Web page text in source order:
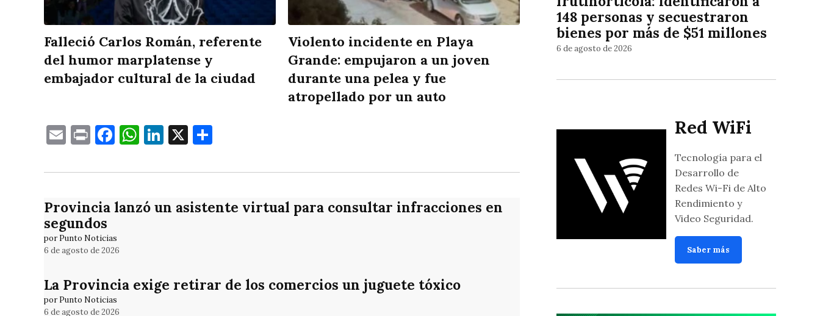
Falleció Carlos Román, referente
del humor marplatense y
embajador cultural de la ciudad
Violento incidente en Playa
Grande: empujaron a un joven
durante una pelea y fue
atropellado por un auto
EmailPrintFacebook
WhatsApp
LinkedIn
X
Provincia lanzó un asistente virtual para consultar infracciones en
segundos
por Punto Noticias
6 de agosto de 2026
La Provincia exige retirar de los comercios un juguete tóxico
por Punto Noticias
6 de agosto de 2026
148 personas y secuestraron
bienes por más de $51 millones
6 de agosto de 2026
Red WiFi
Tecnología para el
Desarrollo de
Redes Wi-Fi de Alto
Rendimiento y
Video Seguridad.
Saber más